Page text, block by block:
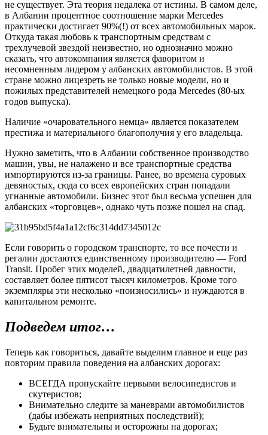
не существует. Эта теория недалека от истины. В самом деле,
в Албании процентное соотношение марки Mercedes
практически достигает 90%(!) от всех автомобильных марок.
Откуда такая любовь к транспортным средствам с
трехлучевой звездой неизвестно, но однозначно можно
сказать, что автокомпания является фаворитом и
несомненным лидером у албанских автомобилистов. В этой
стране можно лицезреть не только новые модели, но и
пожилых представителей немецкого рода Mercedes (80-ых
годов выпуска).
Наличие «очаровательного немца» является показателем
престижа и материального благополучия у его владельца.
Нужно заметить, что в Албании собственное производство
машин, увы, не налажено и все транспортные средства
импортируются из-за границы. Ранее, во времена суровых
девяностых, сюда со всех европейских стран попадали
угнанные автомобили. Бизнес этот был весьма успешен для
албанских «торговцев», однако чуть позже пошел на спад.
Если говорить о городском транспорте, то все почести и
регалии достаются единственному производителю — Ford
Transit. Пробег этих моделей, двадцатилетней давности,
составляет более пятисот тысяч километров. Кроме того
экземпляры эти несколько «поизносились» и нуждаются в
капитальном ремонте.
Подведем итог…
Теперь как говориться, давайте выделим главное и еще раз
повторим правила поведения на албанских дорогах:
ВСЕГДА пропускайте первыми велосипедистов и
скутеристов;
Внимательно следите за маневрами автомобилистов
(дабы избежать неприятных последствий);
Будьте внимательны и осторожны на дорогах;